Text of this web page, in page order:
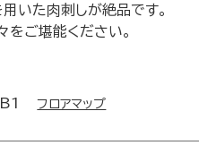
いた肉刺しが絶品です。
ご堪能ください。
B1 フロアマップ